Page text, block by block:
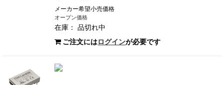
メーカー希望小売価格
オープン価格
在庫：品切れ中
ご注文にはログインが必要です